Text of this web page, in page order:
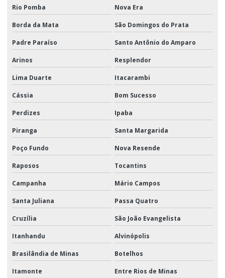
Rio Pomba Nova Era
Borda da Mata São Domingos do Prata
Padre Paraíso Santo Antônio do Amparo
Arinos Resplendor
Lima Duarte Itacarambi
Cássia Bom Sucesso
Perdizes Ipaba
Piranga Santa Margarida
Poço Fundo Nova Resende
Raposos Tocantins
Campanha Mário Campos
Santa Juliana Passa Quatro
Cruzília São João Evangelista
Itanhandu Alvinópolis
Brasilândia de Minas Botelhos
Itamonte Entre Rios de Minas